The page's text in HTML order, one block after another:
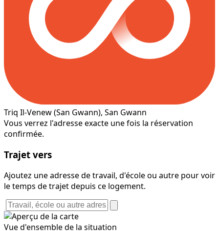
Triq Il-Venew(San Gwann), San Gwann
Vous verrez l'adresse exacte une fois la réservation
confirmée.
Trajet vers
Ajoutez une adresse de travail, d'école ou autre pour voir
le temps de trajet depuis ce logement.
Vue d'ensemble de la situation